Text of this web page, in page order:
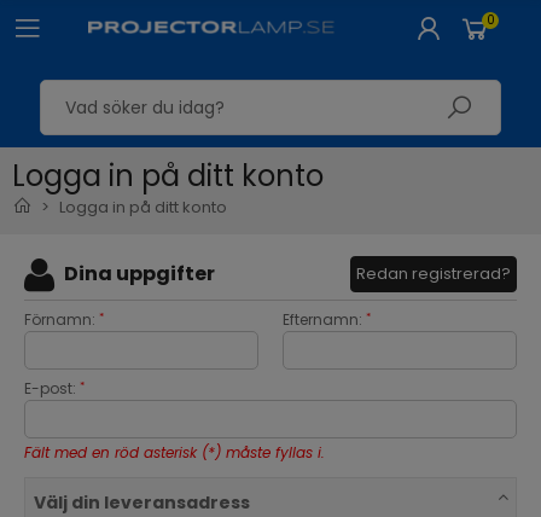
0
Logga in på ditt konto
Logga in på ditt konto
Dina uppgifter Redan registrerad?
Förnamn: * Efternamn: *
E-post: *
Fält med en röd asterisk (*) måste fyllas i.
Välj din leveransadress